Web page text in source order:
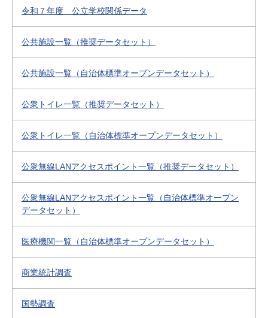
令和７年度 公立学校関係データ
公共施設一覧（推奨データセット）
公共施設一覧（自治体標準オープンデータセット）
公衆トイレ一覧（推奨データセット）
公衆トイレ一覧（自治体標準オープンデータセット）
公衆無線LANアクセスポイント一覧（推奨データセット）
公衆無線LANアクセスポイント一覧（自治体標準オープン
データセット）
医療機関一覧（自治体標準オープンデータセット）
商業統計調査
国勢調査